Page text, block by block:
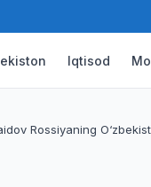
Iqtisod
Rossiyaning